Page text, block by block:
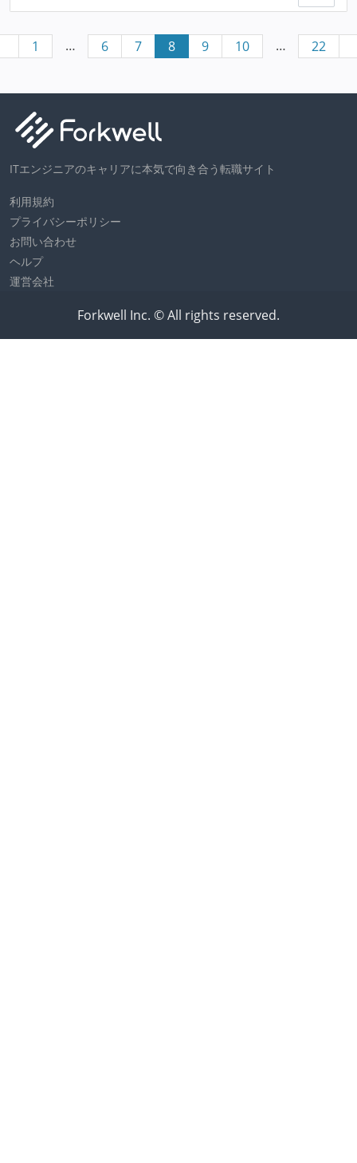
1 … 6 7 8 9 10 … 22
ITエンジニアのキャリアに本気で向き合う転職サイト
利用規約
プライバシーポリシー
お問い合わせ
ヘルプ
運営会社
Forkwell Inc. © All rights reserved.